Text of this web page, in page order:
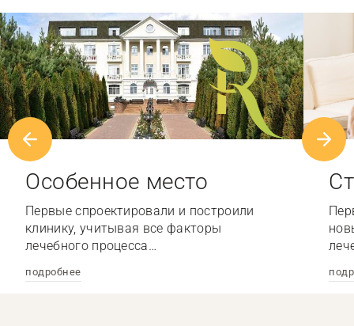
Особенное место
Первые спроектировали и построили
клинику, учитывая все факторы
лечебного процесса…
подробнее